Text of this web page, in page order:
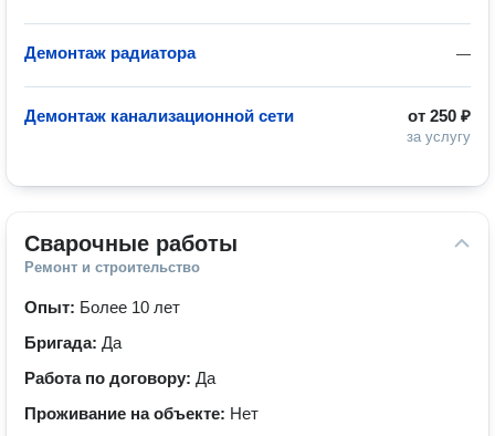
—
Демонтаж радиатора
от 250 ₽
за услугу
Демонтаж канализационной сети
Сварочные работы
Ремонт и строительство
Опыт: Более 10 лет
Бригада: Да
Работа по договору: Да
Проживание на объекте: Нет